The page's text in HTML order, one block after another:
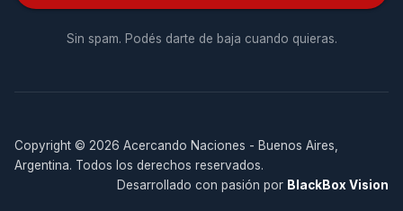
Sin spam. Podés darte de baja cuando quieras.
Copyright © 2026 Acercando Naciones - Buenos Aires,
Argentina. Todos los derechos reservados.
Desarrollado con pasión por BlackBox Vision